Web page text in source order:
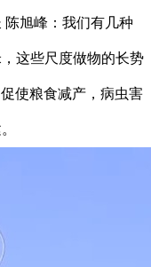
旭峰：我们有几种
这些尺度做物的长势
使粮食减产，病虫害